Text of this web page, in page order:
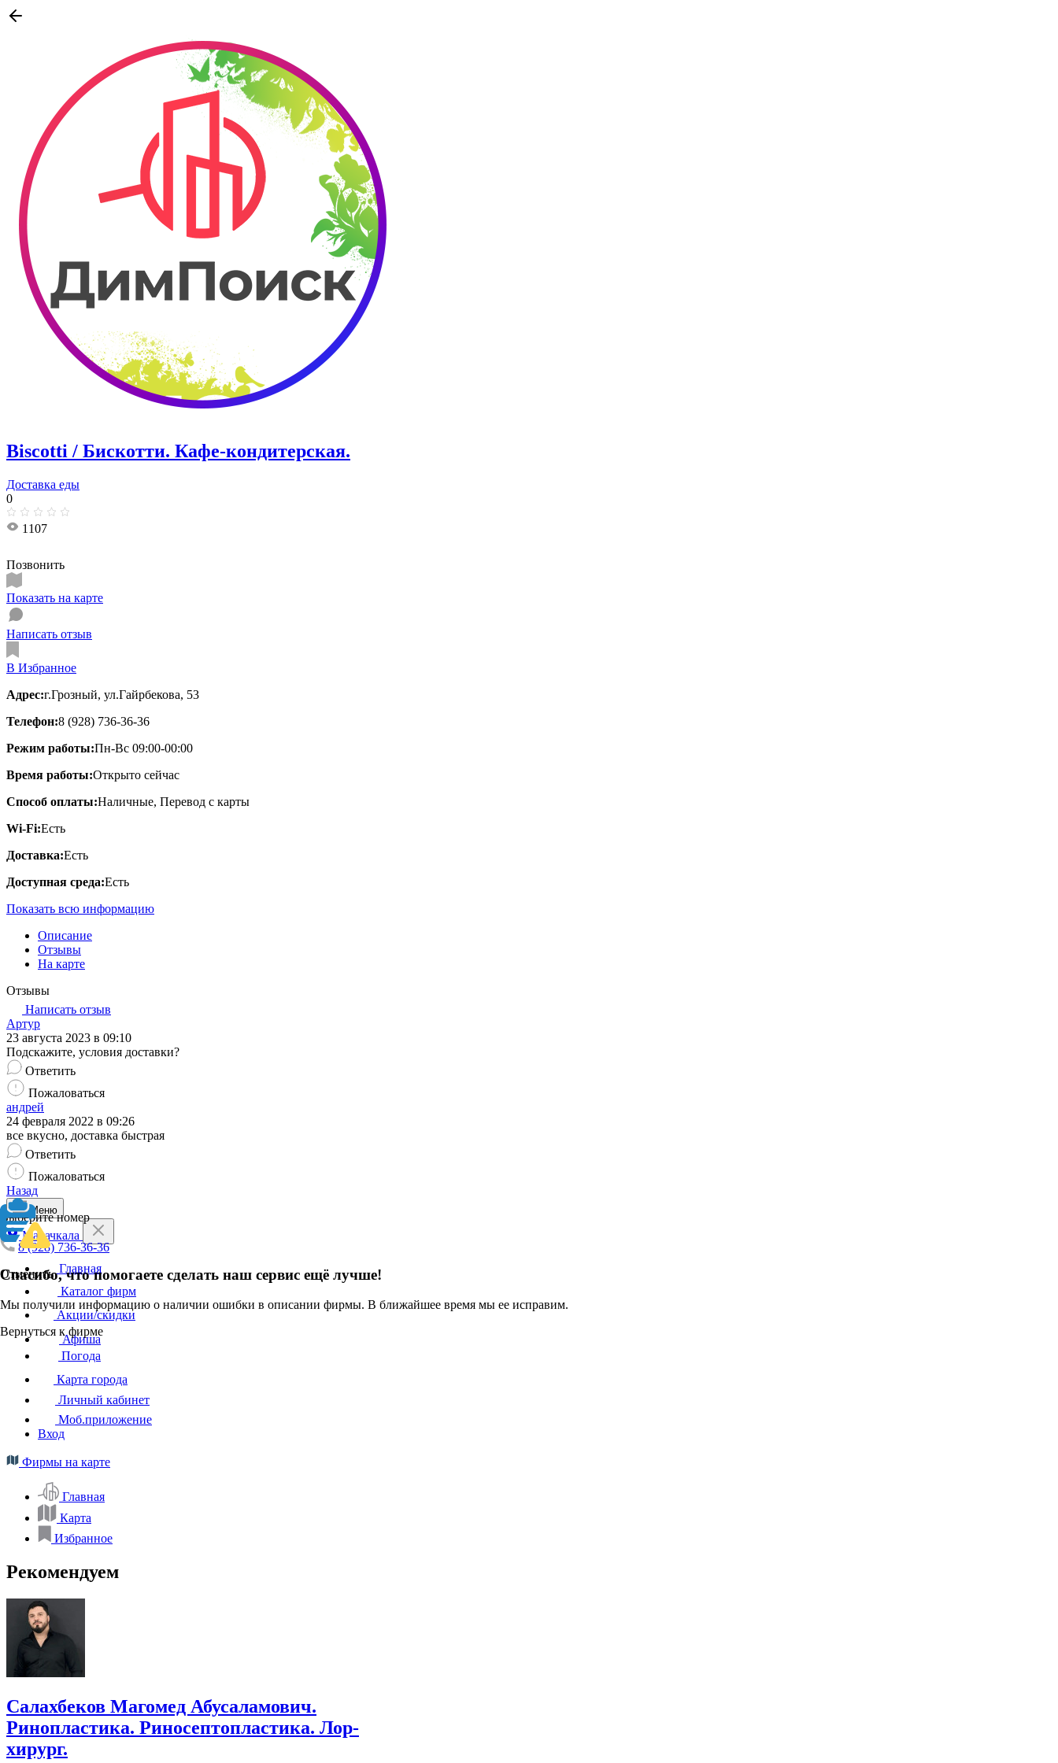
Biscotti / Бискотти. Кафе-кондитерская.
Доставка еды
0
1107
Позвонить
Показать на карте
Написать отзыв
В Избранное
Адрес:г.Грозный, ул.Гайрбекова, 53
Телефон:8 (928) 736-36-36
Режим работы:Пн-Вс 09:00-00:00
Время работы:Открыто сейчас
Способ оплаты:Наличные, Перевод с карты
Wi-Fi:Есть
Доставка:Есть
Доступная среда:Есть
Показать всю информацию
Описание
Отзывы
На карте
Отзывы
Написать отзыв
Артур
23 августа 2023 в 09:10
Подскажите, условия доставки?
Ответить
Пожаловаться
андрей
24 февраля 2022 в 09:26
все вкусно, доставка быстрая
Ответить
Пожаловаться
Назад
Выберите номер
8 (928) 736-36-36
Отменить
Спасибо, что помогаете сделать наш сервис ещё лучше!
Мы получили информацию о наличии ошибки в описании фирмы. В ближайшее время мы ее исправим.
Вернуться к фирме
Меню
Махачкала
Главная
Каталог фирм
Акции/скидки
Афиша
Погода
Карта города
Личный кабинет
Моб.приложение
Вход
Фирмы на карте
Главная
Карта
Избранное
Рекомендуем
Салахбеков Магомед Абусаламович.
Ринопластика. Риносептопластика. Лор-
хирург.